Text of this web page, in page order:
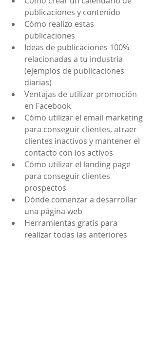
publicaciones y contenido
Cómo realizo estas
publicaciones
Ideas de publicaciones 100%
relacionadas a tu industria
(ejemplos de publicaciones
diarias)
Ventajas de utilizar promoción
en Facebook
Cómo utilizar el email marketing
para conseguir clientes, atraer
clientes inactivos y mantener el
contacto con los activos
Cómo utilizar el landing page
para conseguir clientes
prospectos
Dónde comenzar a desarrollar
una página web
Herramientas gratis para
realizar todas las anteriores